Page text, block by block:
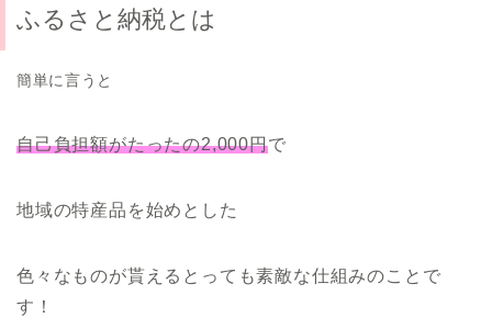
ふるさと納税とは
簡単に言うと
自己負担額がたったの2,000円で
地域の特産品を始めとした
色々なものが貰えるとっても素敵な仕組みのことで
す！